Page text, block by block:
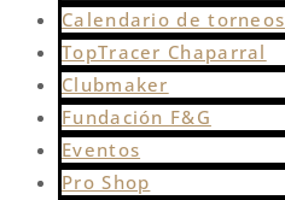
Calendario de torneos
TopTracer Chaparral
Clubmaker
Fundación F&G
Eventos
Pro Shop